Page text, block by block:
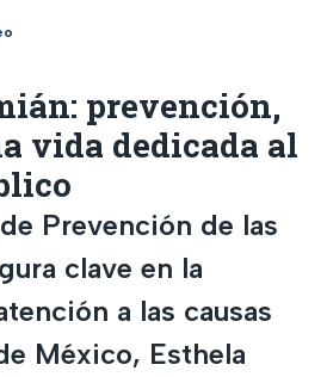
prevención,
vida dedicada al
Prevención de las
clave en la
a las causas
México, Esthela